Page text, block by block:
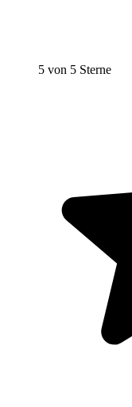
5 von 5 Sterne